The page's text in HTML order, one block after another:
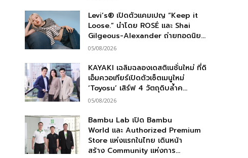
Levi’s® เปิดตัวแคมเปญ “Keep it
Loose.” นำโดย ROSÉ และ Shai
Gilgeous-Alexander ถ่ายทอดนิย...
05/08/2026
KAYAKI เฉลิมฉลองเดสติเนชั่นใหม่ ที่ดิ
เอ็มควอเทียร์เปิดตัวเซ็ตเมนูใหม่
‘Toyosu’ เสิร์ฟ 4 วัตถุดิบล้ำค...
05/08/2026
Bambu Lab เปิด Bambu
World และ Authorized Premium
Store แห่งแรกในไทย เดินหน้า
สร้าง Community แห่งการ...